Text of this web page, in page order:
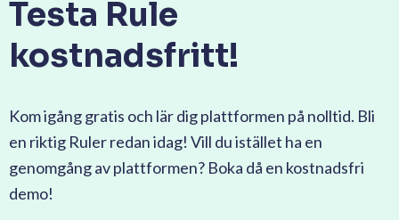
Testa Rule
kostnadsfritt!
Kom igång gratis och lär dig plattformen på nolltid. Bli
en riktig Ruler redan idag! Vill du istället ha en
genomgång av plattformen? Boka då en kostnadsfri
demo!